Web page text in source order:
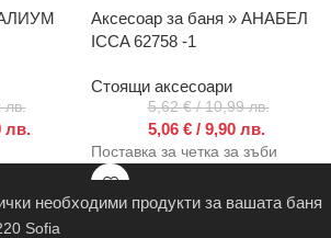
АЛИУМ
лв.
лв.
Аксесоар за баня » АНАБЕЛ
ICCA 62758 -1
Стоящи aксесоари
5,62€/ 10,99 лв.
5,06 €/ 9,90 лв.
Поставка за четка за зъби
необходими продукти за вашата баня
Sofia